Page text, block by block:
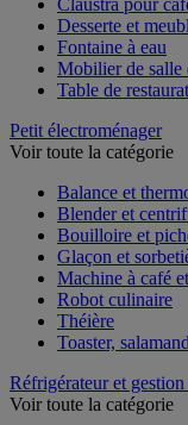
Claustra pour
Desserte et
Fontaine à eau
Mobilier de salle
Petit électroménager
Balance et
Blender et
Bouilloire et
Glaçon et
Machine à café
Robot culinaire
Théière
Réfrigérateur et gestion